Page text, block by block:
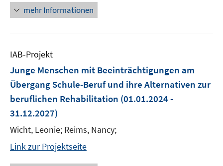
mehr Informationen
IAB-Projekt
Junge Menschen mit Beeinträchtigungen am
Übergang Schule-Beruf und ihre Alternativen zur
beruflichen Rehabilitation (01.01.2024 -
31.12.2027)
Wicht, Leonie; Reims, Nancy;
Link zur Projektseite